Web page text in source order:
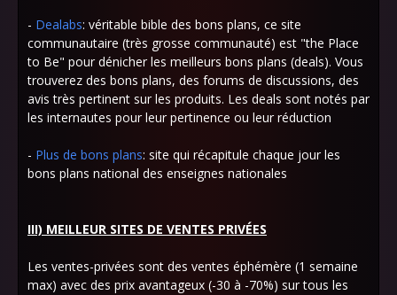
- Dealabs: véritable bible des bons plans, ce site
communautaire (très grosse communauté) est "the Place
to Be" pour dénicher les meilleurs bons plans (deals). Vous
trouverez des bons plans, des forums de discussions, des
avis très pertinent sur les produits. Les deals sont notés par
les internautes pour leur pertinence ou leur réduction
- Plus de bons plans: site qui récapitule chaque jour les
bons plans national des enseignes nationales
III) MEILLEUR SITES DE VENTES PRIVÉES
Les ventes-privées sont des ventes éphémère (1 semaine
max) avec des prix avantageux (-30 à -70%) sur tous les